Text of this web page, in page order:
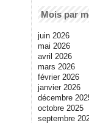
Mois par
juin 2026
mai 2026
avril 2026
mars 2026
février 2026
janvier 2026
décembre
octobre 2025
septembre